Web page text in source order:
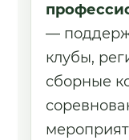
—
клубы,
сборные